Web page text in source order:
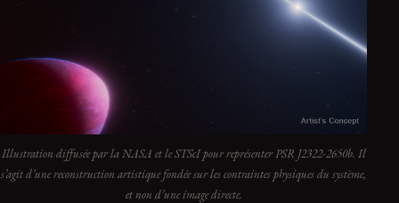
Illustration diffusée par la NASA et le STScI pour représenter PSR J2322-2650b. Il
s’agit d’une reconstruction artistique fondée sur les contraintes physiques du système,
et non d’une image directe.